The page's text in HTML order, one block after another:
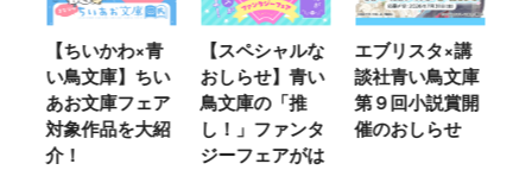
ちい
ェア
大紹
【スペシャルな
おしらせ】青い
鳥文庫の「推
し！」ファンタ
ジーフェアがは
エブリスタ×講
談社青い鳥文庫
第９回小説賞開
催のおしらせ
【速報】『黒魔
女さんが通
る‼』ついにコ
ミカライズ！